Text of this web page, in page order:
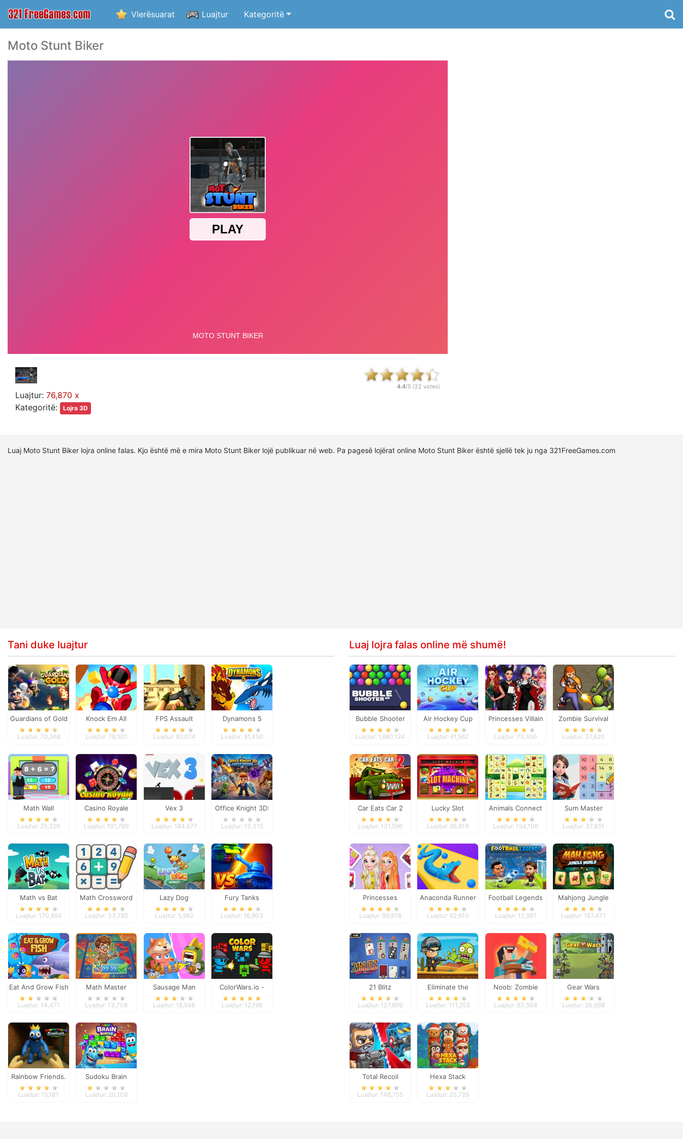
Vlerësuarat Luajtur Kategoritë
Moto Stunt Biker
Luajtur: 76,870 x
Kategoritë:
Lojra 3D
4.4/5 (22 votes)
Luaj Moto Stunt Biker lojra online falas. Kjo është më e mira Moto Stunt Biker lojë publikuar në web. Pa pagesë lojërat online Moto Stunt Biker është sjellë tek ju nga 321FreeGames.com
Tani duke luajtur
Guardians of Gold
Luajtur: 70,368
Knock Em All
Luajtur: 78,501
FPS Assault
Shooter
Luajtur: 92,014
Dynamons 5
Luajtur: 81,450
Math Wall
Simulator
Luajtur: 25,326
Casino Royale
Luajtur: 101,769
Vex 3
Luajtur: 184,677
Office Knight 3D:
Castle Defense
Luajtur: 13,315
Math vs Bat
Luajtur: 170,854
Math Crossword
Puzzle - Genius
Luajtur: 33,782
Lazy Dog
Luajtur: 5,962
Fury Tanks
Luajtur: 16,803
Eat And Grow Fish
Luajtur: 14,471
Math Master
Luajtur: 13,708
Sausage Man
Shooting
Luajtur: 18,946
ColorWars.io -
Conquest Game
Luajtur: 12,198
Rainbow Friends.
Survival
Luajtur: 15,187
Sudoku Brain
Blocks
Luajtur: 20,109
Luaj lojra falas online më shumë!
Bubble Shooter
Luajtur: 1,880,124
Air Hockey Cup
Luajtur: 61,562
Princesses Villain
Party Crashers
Luajtur: 75,450
Zombie Survival
Luajtur: 37,620
Car Eats Car 2
Luajtur: 131,596
Lucky Slot
Machine
Luajtur: 95,819
Animals Connect
Luajtur: 154,106
Sum Master
Luajtur: 37,851
Princesses
Become Popular In
Luajtur: 99,878
Anaconda Runner
Luajtur: 62,610
Football Legends
2026
Luajtur: 12,987
Mahjong Jungle
World
Luajtur: 187,471
21 Blitz
Luajtur: 127,899
Eliminate the
Zombies
Luajtur: 111,253
Noob: Zombie
Prison Escape
Luajtur: 63,508
Gear Wars
Luajtur: 20,668
Total Recoil
Luajtur: 146,755
Hexa Stack
Christmas
Luajtur: 20,726